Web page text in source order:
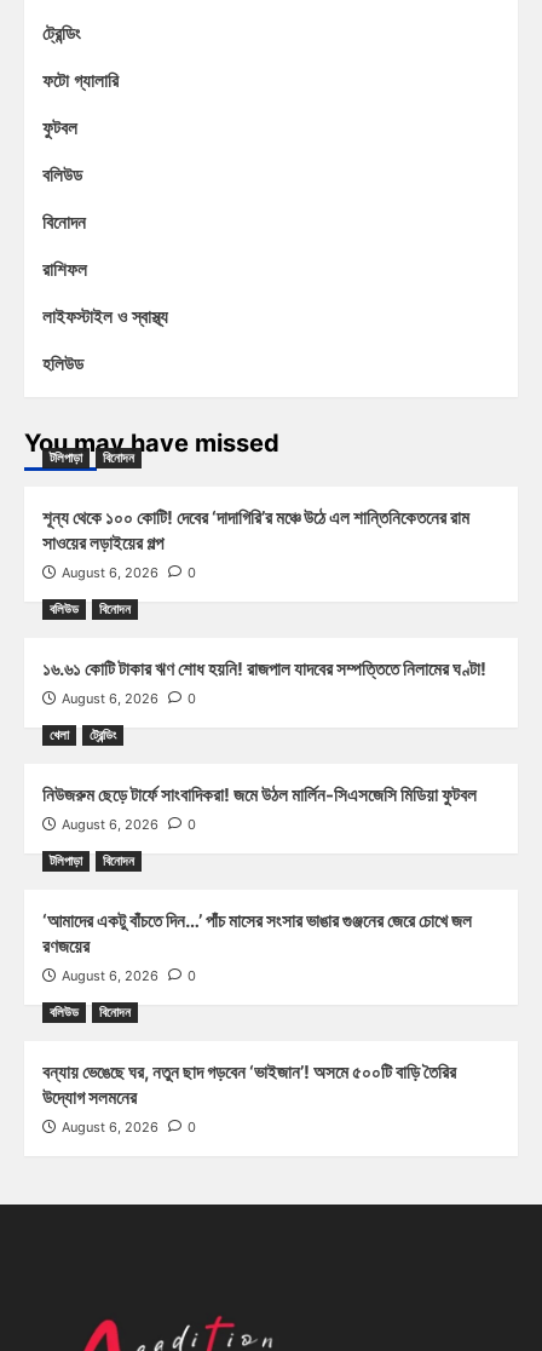
ট্রেন্ডিং
ফটো গ্যালারি
ফুটবল
বলিউড
বিনোদন
রাশিফল
লাইফস্টাইল ও স্বাস্থ্য
হলিউড
You may have missed
টলিপাড়া বিনোদন
শূন্য থেকে ১০০ কোটি! দেবের ‘দাদাগিরি’র মঞ্চে উঠে এল শান্তিনিকেতনের রাম
সাওয়ের লড়াইয়ের গল্প
August 6, 2026 0
বলিউড বিনোদন
১৬.৬১ কোটি টাকার ঋণ শোধ হয়নি! রাজপাল যাদবের সম্পত্তিতে নিলামের ঘণ্টা!
August 6, 2026 0
খেলা ট্রেন্ডিং
নিউজরুম ছেড়ে টার্ফে সাংবাদিকরা! জমে উঠল মার্লিন-সিএসজেসি মিডিয়া ফুটবল
August 6, 2026 0
টলিপাড়া বিনোদন
‘আমাদের একটু বাঁচতে দিন…’ পাঁচ মাসের সংসার ভাঙার গুঞ্জনের জেরে চোখে জল
রণজয়ের
August 6, 2026 0
বলিউড বিনোদন
বন্যায় ভেঙেছে ঘর, নতুন ছাদ গড়বেন ‘ভাইজান’! অসমে ৫০০টি বাড়ি তৈরির
উদ্যোগ সলমনের
August 6, 2026 0